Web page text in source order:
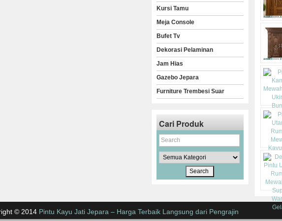
Kursi Tamu
Meja Console
Bufet Tv
Dekorasi Pelaminan
Jam Hias
Gazebo Jepara
Furniture Trembesi Suar
Cari Produk
© 2014 Pintu Kayu Jati Jepara – Harga Terbaik Langsung dari Pengrajin